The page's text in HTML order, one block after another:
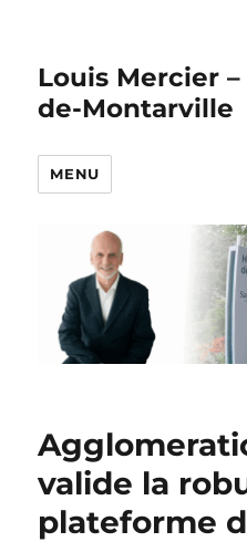
Louis Mercier
de-Montarville
MENU
valide la
plateforme